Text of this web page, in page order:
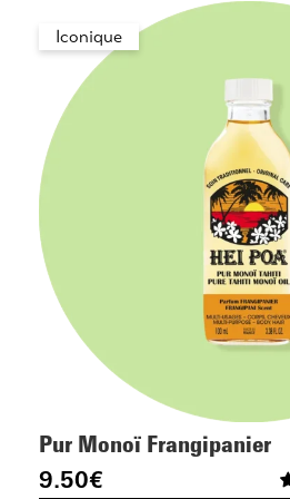
Iconique
Pur Monoï Frangipanier
9.50€